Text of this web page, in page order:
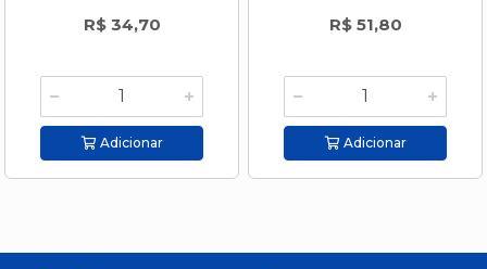
R$ 34,70
Adicionar
R$ 51,80
Adicionar